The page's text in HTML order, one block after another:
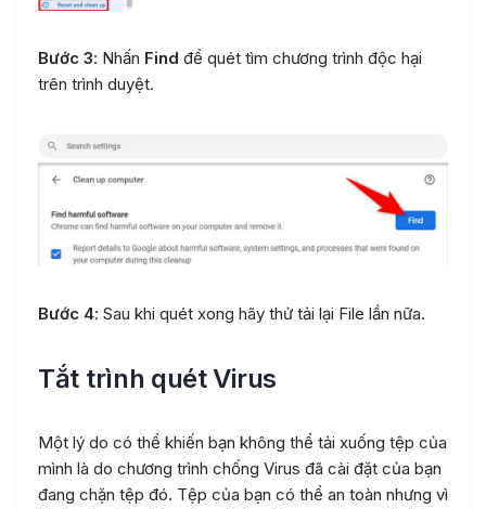
Bước 3: Nhấn Find để quét tìm chương trình độc hại
trên trình duyệt.
Bước 4: Sau khi quét xong hãy thử tải lại File lần nữa.
Tắt trình quét Virus
Một lý do có thể khiến bạn không thể tải xuống tệp của
mình là do chương trình chống Virus đã cài đặt của bạn
đang chặn tệp đó. Tệp của bạn có thể an toàn nhưng vì